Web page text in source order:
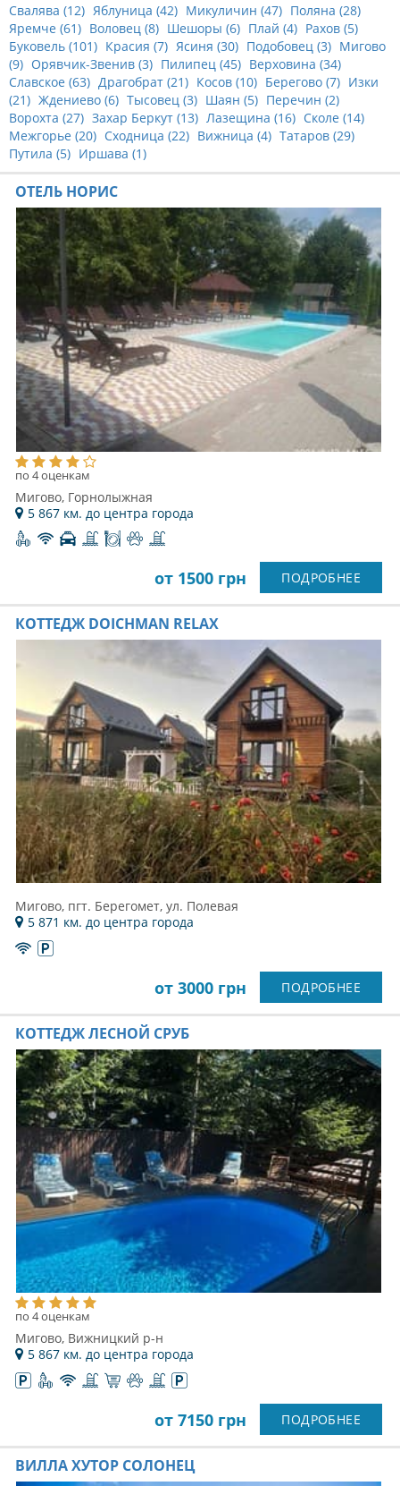
Свалява (12) Яблуница (42) Микуличин (47) Поляна (28)
Яремче (61) Воловец (8) Шешоры (6) Плай (4) Рахов (5)
Буковель (101) Красия (7) Ясиня (30) Подобовец (3) Мигово
(9) Орявчик-Звенив (3) Пилипец (45) Верховина (34)
Славское (63) Драгобрат (21) Косов (10) Берегово (7) Изки
(21) Ждениево (6) Тысовец (3) Шаян (5) Перечин (2)
Ворохта (27) Захар Беркут (13) Лазещина (16) Сколе (14)
Межгорье (20) Сходница (22) Вижница (4) Татаров (29)
Путила (5) Иршава (1)
ОТЕЛЬ НОРИС
по 4 оценкам
Мигово, Горнолыжная
5 867 км. до центра города
от 1500 грн ПОДРОБНЕЕ
КОТТЕДЖ DOICHMAN RELAX
Мигово, пгт. Берегомет, ул. Полевая
5 871 км. до центра города
от 3000 грн ПОДРОБНЕЕ
КОТТЕДЖ ЛЕСНОЙ СРУБ
по 4 оценкам
Мигово, Вижницкий р-н
5 867 км. до центра города
от 7150 грн ПОДРОБНЕЕ
ВИЛЛА ХУТОР СОЛОНЕЦ